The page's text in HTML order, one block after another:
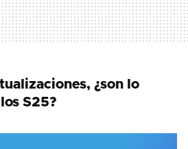
¿son lo
S25?